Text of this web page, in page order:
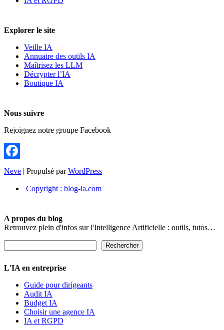
Explorer le site
Veille IA
Annuaire des outils IA
Maîtrisez les LLM
Décrypter l’IA
Boutique IA
Nous suivre
Rejoignez notre groupe Facebook
Facebook
Neve | Propulsé parWordPress
Copyright : blog-ia.com
A propos du blog
Retrouvez plein d'infos sur l'Intelligence Artificielle : outils, tutos…
Rechercher
L'IA en entreprise
Guide pour dirigeants
Audit IA
Budget IA
Choisir une agence IA
IA et RGPD